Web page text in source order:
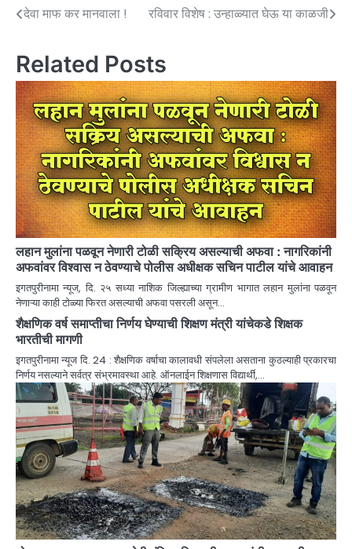
देवा माफ कर मानवाला ! रविवार विशेष : उन्हाळ्यात घेऊ या काळजी
Related Posts
लहान मुलांना पळवून नेणारी टोळी सक्रिय असल्याची अफवा : नागरिकांनी
अफवांवर विश्वास न ठेवण्याचे पोलीस अधीक्षक सचिन पाटील यांचे आवाहन
इगतपुरीनामा न्यूज, दि. २५ सध्या नाशिक जिल्ह्याच्या ग्रामीण भागात लहान मुलांना पळवून
नेणाऱ्या काही टोळ्या फिरत असल्याची अफवा पसरली असून…
शैक्षणिक वर्ष समाप्तीचा निर्णय घेण्याची शिक्षण मंत्री यांचेकडे शिक्षक
भारतीची मागणी
इगतपुरीनामा न्यूज दि. 24 : शैक्षणिक वर्षाचा कालावधी संपलेला असताना कुठल्याही प्रकारचा
निर्णय नसल्याने सर्वत्र संभ्रमावस्था आहे. ऑनलाईन शिक्षणास विद्यार्थी,…